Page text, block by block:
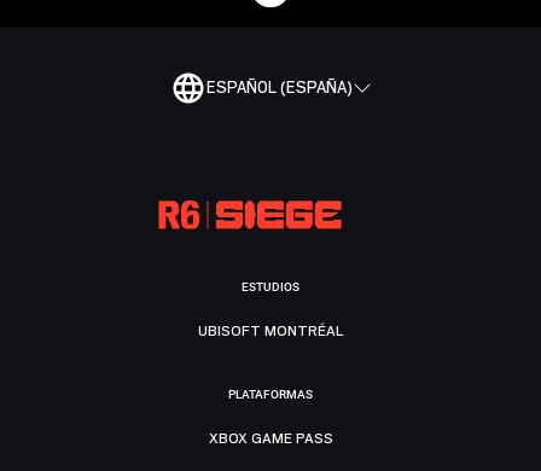
ESPAÑOL (ESPAÑA)
ESTUDIOS
UBISOFT MONTRÉAL
PLATAFORMAS
XBOX GAME PASS